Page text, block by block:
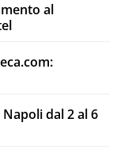
al
dal 2 al 6